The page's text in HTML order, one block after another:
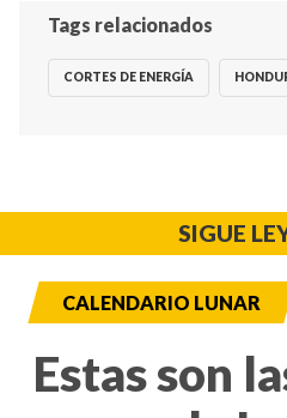
Tags relacionados
CORTES DE ENERGÍA
SIGUE
CALENDARIO LUNAR
Estas son